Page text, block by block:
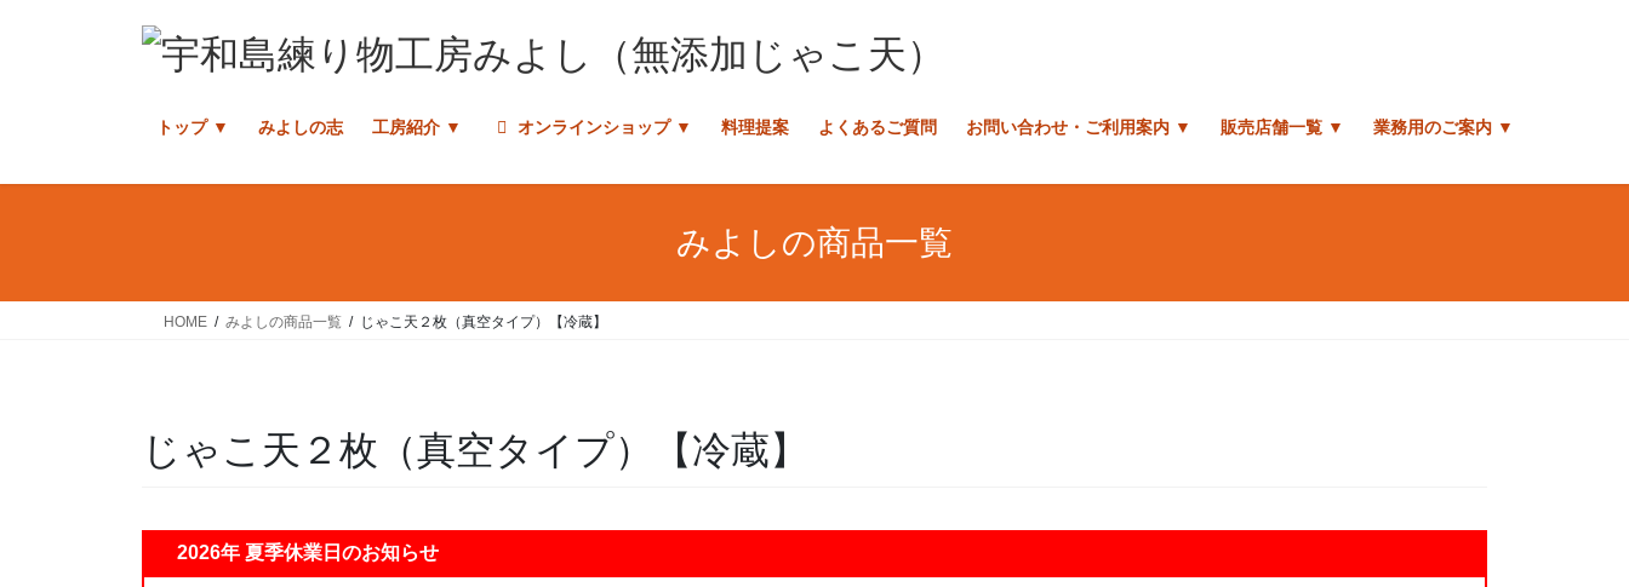
ス
ン
トップ ▼ みよしの志 工房紹介 ▼ オンラインショップ ▼ 料理提案 よくあるご質問 お問い合わせ・ご利用案内 ▼ 販売店舗一覧 ▼ 業務用のご案内 ▼
みよしの商品一覧
HOME みよしの商品一覧 じゃこ天２枚（真空タイプ）【冷蔵】
じゃこ天２枚（真空タイプ）【冷蔵】
2026年 夏季休業日のお知らせ